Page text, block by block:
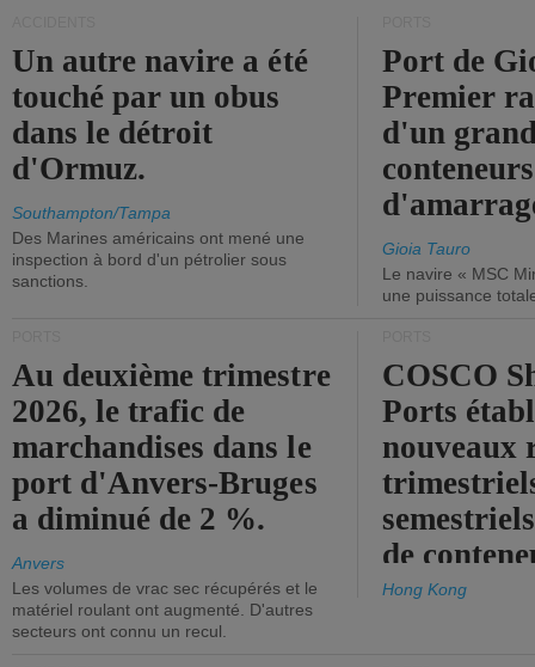
Un autre navire a été
touché par un obus
dans le détroit
d'Ormuz.
Southampton/Tampa
Des Marines américains ont mené une
inspection à bord d'un pétrolier sous
sanctions.
Port de
Premier
d'un
Gioia Tauro
Le navire « MSC
une puissance
Au deuxième trimestre
2026, le trafic de
marchandises dans le
port d'Anvers-Bruges
a diminué de 2 %.
Anvers
Les volumes de vrac sec récupérés et le
matériel roulant ont augmenté. D'autres
secteurs ont connu un recul.
COSCO
Ports
nouveaux
de
Hong Kong